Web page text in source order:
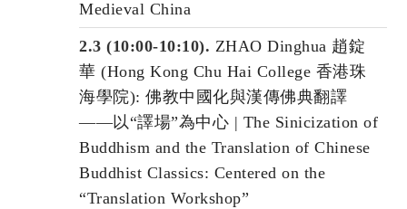
Medieval China
2.3 (10:00-10:10). ZHAO Dinghua 趙錠
華 (Hong Kong Chu Hai College 香港珠
海學院): 佛教中國化與漢傳佛典翻譯
——以“譯場”為中心 | The Sinicization of
Buddhism and the Translation of Chinese
Buddhist Classics: Centered on the
“Translation Workshop”